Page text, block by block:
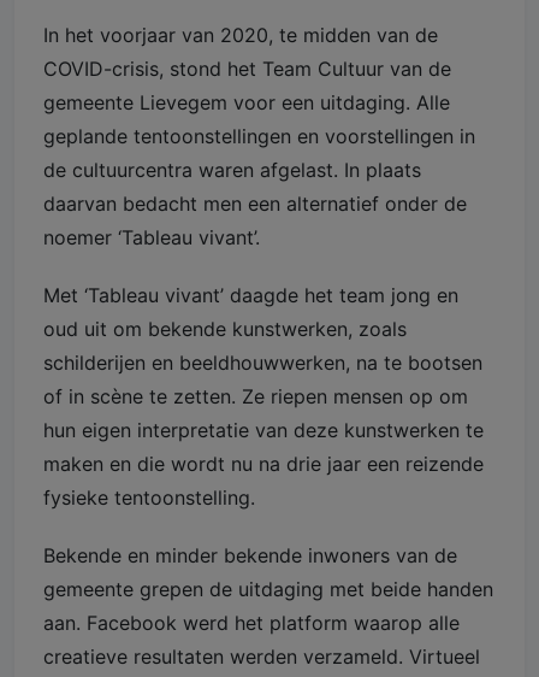
In het voorjaar van 2020, te midden van de
COVID-crisis, stond het Team Cultuur van de
gemeente Lievegem voor een uitdaging. Alle
geplande tentoonstellingen en voorstellingen in
de cultuurcentra waren afgelast. In plaats
daarvan bedacht men een alternatief onder de
noemer ‘Tableau vivant’.
Met ‘Tableau vivant’ daagde het team jong en
oud uit om bekende kunstwerken, zoals
schilderijen en beeldhouwwerken, na te bootsen
of in scène te zetten. Ze riepen mensen op om
hun eigen interpretatie van deze kunstwerken te
maken en die wordt nu na drie jaar een reizende
fysieke tentoonstelling.
Bekende en minder bekende inwoners van de
gemeente grepen de uitdaging met beide handen
aan. Facebook werd het platform waarop alle
creatieve resultaten werden verzameld. Virtueel